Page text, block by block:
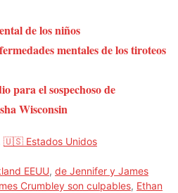
de los niños
mentales de los tiroteos
para el sospechoso de
Wisconsin
🇺🇸 Estados Unidos
EEUU, de Jennifer y James
Crumbley son culpables, Ethan